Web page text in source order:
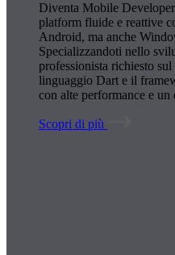
Diventa Mobile
platform fluide e reattive
Android, ma anche
Specializzandoti nello
professionista richiesto
linguaggio Dart e il
con alte performance e un
Scopri di più